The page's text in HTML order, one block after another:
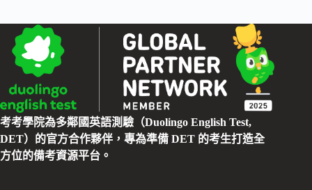
考考學院為多鄰國英語測驗（Duolingo English Test,
DET）的官方合作夥伴，專為準備 DET 的考生打造全
方位的備考資源平台。